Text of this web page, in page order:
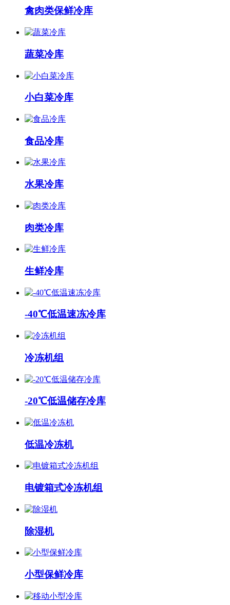
禽肉类保鲜冷库
蔬菜冷库
小白菜冷库
食品冷库
水果冷库
肉类冷库
生鲜冷库
-40℃低温速冻冷库
冷冻机组
-20℃低温储存冷库
低温冷冻机
电镀箱式冷冻机组
除湿机
小型保鲜冷库